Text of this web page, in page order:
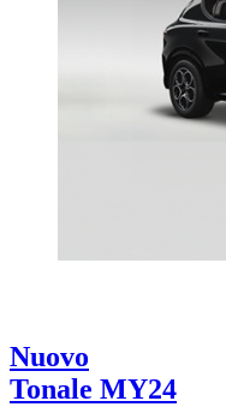
Nuovo
Tonale MY24